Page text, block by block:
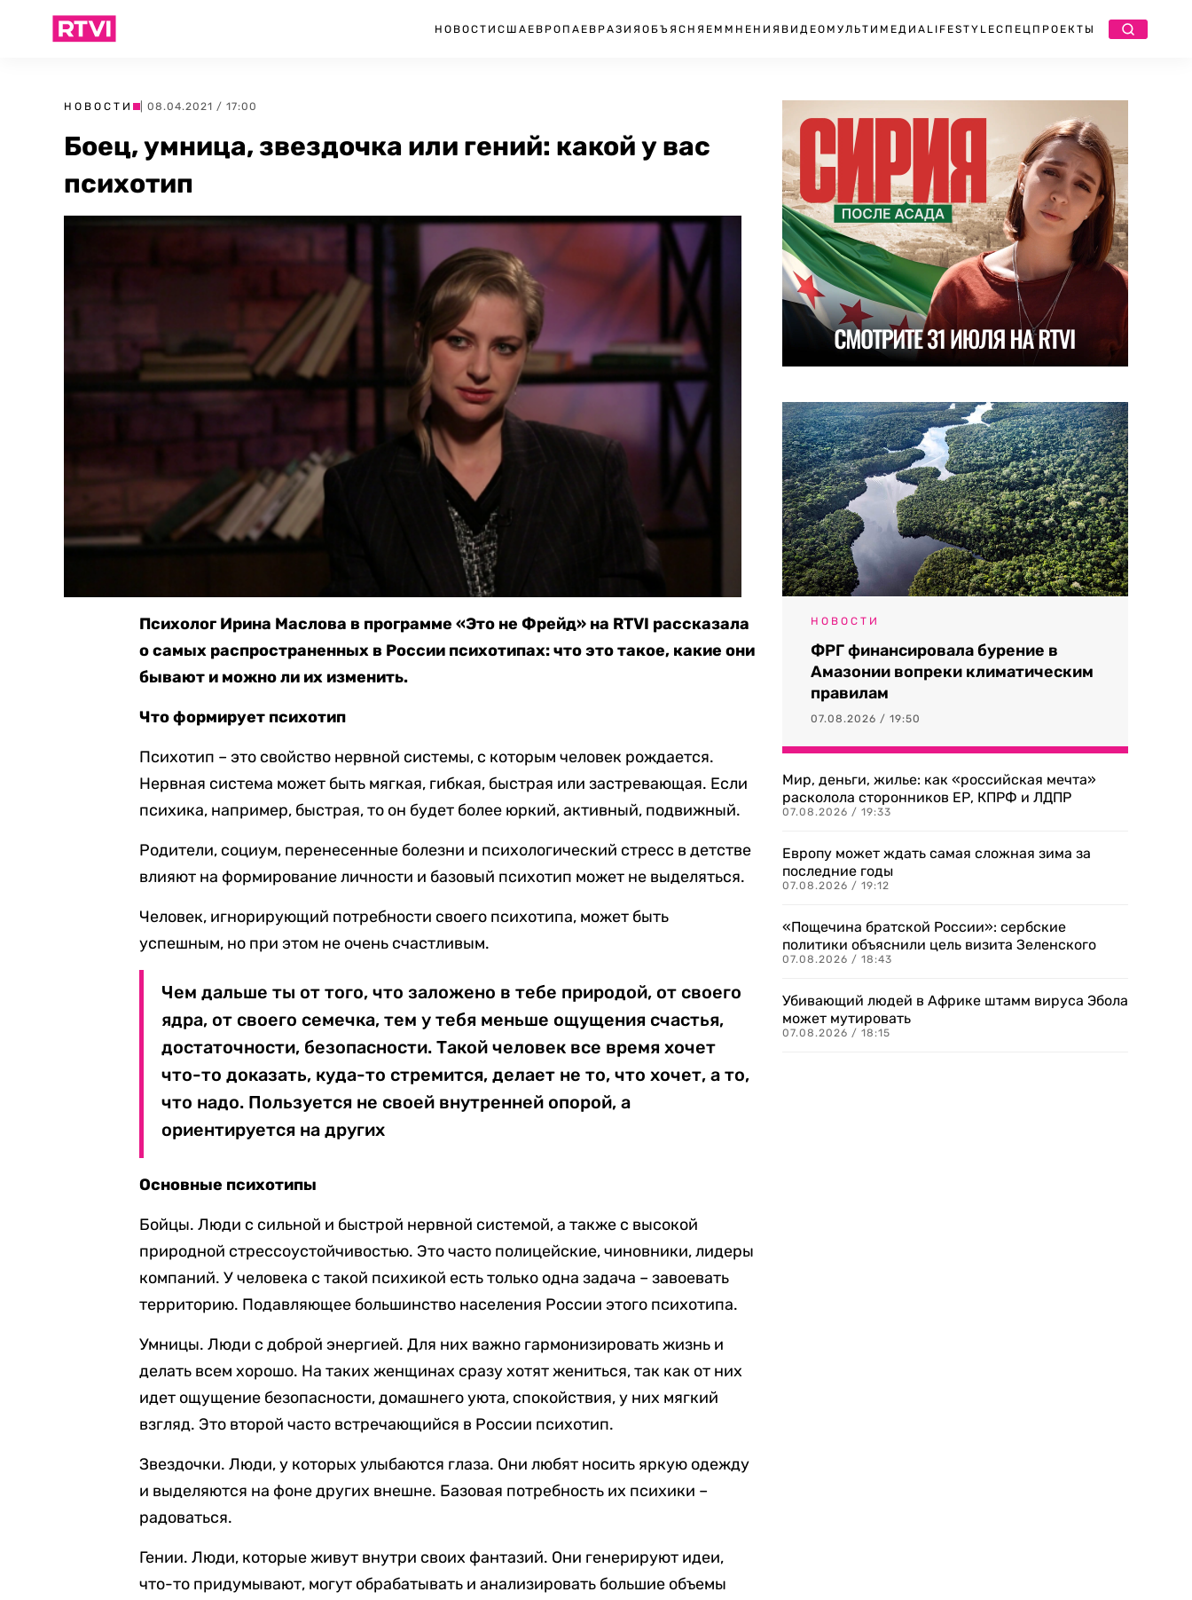
НОВОСТИ США ЕВРОПА ЕВРАЗИЯ ОБЪЯСНЯЕМ МНЕНИЯ ВИДЕО МУЛЬТИМЕДИА LIFESTYLEСПЕЦПРОЕКТЫ
НОВОСТИ | 08.04.2021 / 17:00
Боец, умница, звездочка или гений: какой у вас
психотип
Психолог Ирина Маслова в программе «Это не Фрейд» на RTVI рассказала
о самых распространенных в России психотипах: что это такое, какие они
бывают и можно ли их изменить.
Что формирует психотип
Психотип – это свойство нервной системы, с которым человек рождается.
Нервная система может быть мягкая, гибкая, быстрая или застревающая. Если
психика, например, быстрая, то он будет более юркий, активный, подвижный.
Родители, социум, перенесенные болезни и психологический стресс в детстве
влияют на формирование личности и базовый психотип может не выделяться.
Человек, игнорирующий потребности своего психотипа, может быть
успешным, но при этом не очень счастливым.
Чем дальше ты от того, что заложено в тебе природой, от своего
ядра, от своего семечка, тем у тебя меньше ощущения счастья,
достаточности, безопасности. Такой человек все время хочет
что-то доказать, куда-то стремится, делает не то, что хочет, а то,
что надо. Пользуется не своей внутренней опорой, а
ориентируется на других
Основные психотипы
Бойцы. Люди с сильной и быстрой нервной системой, а также с высокой
природной стрессоустойчивостью. Это часто полицейские, чиновники, лидеры
компаний. У человека с такой психикой есть только одна задача – завоевать
территорию. Подавляющее большинство населения России этого психотипа.
Умницы. Люди с доброй энергией. Для них важно гармонизировать жизнь и
делать всем хорошо. На таких женщинах сразу хотят жениться, так как от них
идет ощущение безопасности, домашнего уюта, спокойствия, у них мягкий
взгляд. Это второй часто встречающийся в России психотип.
Звездочки. Люди, у которых улыбаются глаза. Они любят носить яркую одежду
и выделяются на фоне других внешне. Базовая потребность их психики –
радоваться.
Гении. Люди, которые живут внутри своих фантазий. Они генерируют идеи,
что-то придумывают, могут обрабатывать и анализировать большие объемы
НОВОСТИ
ФРГ финансировала бурение в
Амазонии вопреки климатическим
правилам
07.08.2026 / 19:50
Мир, деньги, жилье: как «российская мечта»
расколола сторонников ЕР, КПРФ и ЛДПР
07.08.2026 / 19:33
Европу может ждать самая сложная зима за
последние годы
07.08.2026 / 19:12
«Пощечина братской России»: сербские
политики объяснили цель визита Зеленского
07.08.2026 / 18:43
Убивающий людей в Африке штамм вируса Эбола
может мутировать
07.08.2026 / 18:15